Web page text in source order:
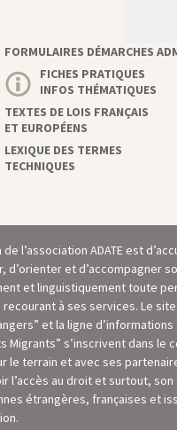
FORMULAIRES DÉMARCHES
FICHES PRATIQUES
INFOS THÉMATIQUES
TEXTES DE LOIS FRANÇAIS
ET EUROPÉENS
LEXIQUE DES TERMES
TECHNIQUES
l’association ADATE est
d’orienter et d’accompagner
et linguistiquement toute
à ses services. Le
et la ligne
Migrants” s’inscrivent dans le
le terrain et avec ses
l’accès au droit et surtout,
étrangères, françaises et